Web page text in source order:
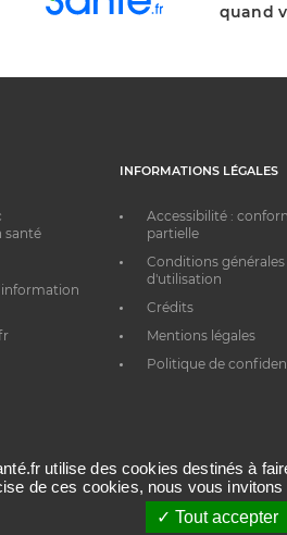
quand
santé
INFORMATIONS LÉGALES
Accessibilité :
partielle
Conditions générales
d'utilisation
Crédits
Mentions légales
Politique de
utilise des cookies destinés à
de ces cookies, nous vous
Tout accepter